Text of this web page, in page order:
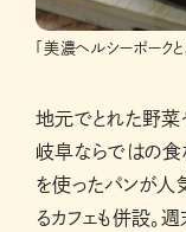
「美濃ヘルシーポーク
地元でとれた野菜
岐阜ならではの食
を使ったパンが人
るカフェも併設。